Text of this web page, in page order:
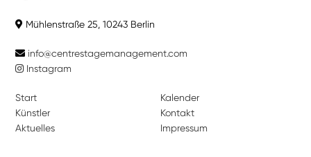
Mühlenstraße 25, 10243 Berlin
info@centrestagemanagement.com
Instagram
Start
Künstler
Aktuelles
Kalender
Kontakt
Impressum